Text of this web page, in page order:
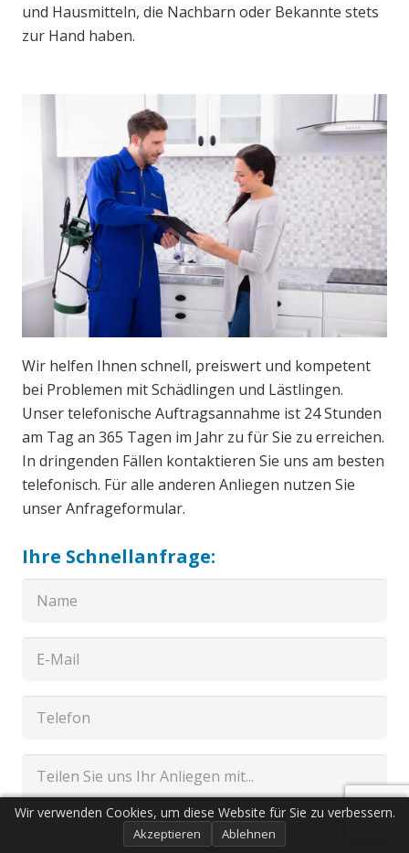
und Hausmitteln, die Nachbarn oder Bekannte stets
zur Hand haben.
Wir helfen Ihnen schnell, preiswert und kompetent
bei Problemen mit Schädlingen und Lästlingen.
Unser telefonische Auftragsannahme ist 24 Stunden
am Tag an 365 Tagen im Jahr zu für Sie zu erreichen.
In dringenden Fällen kontaktieren Sie uns am besten
telefonisch. Für alle anderen Anliegen nutzen Sie
unser Anfrageformular.
Ihre Schnellanfrage:
Wir verwenden Cookies, um diese Website für Sie zu verbessern.
Akzeptieren Ablehnen